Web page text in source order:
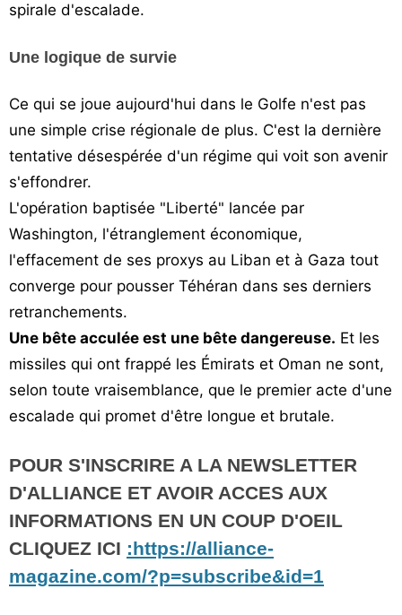
spirale d'escalade.
Une logique de survie
Ce qui se joue aujourd'hui dans le Golfe n'est pas
une simple crise régionale de plus. C'est la dernière
tentative désespérée d'un régime qui voit son avenir
s'effondrer.
L'opération baptisée "Liberté" lancée par
Washington, l'étranglement économique,
l'effacement de ses proxys au Liban et à Gaza tout
converge pour pousser Téhéran dans ses derniers
retranchements.
Une bête acculée est une bête dangereuse. Et les
missiles qui ont frappé les Émirats et Oman ne sont,
selon toute vraisemblance, que le premier acte d'une
escalade qui promet d'être longue et brutale.
POUR S'INSCRIRE A LA NEWSLETTER
D'ALLIANCE ET AVOIR ACCES AUX
INFORMATIONS EN UN COUP D'OEIL
CLIQUEZ ICI :https://alliance-
magazine.com/?p=subscribe&id=1